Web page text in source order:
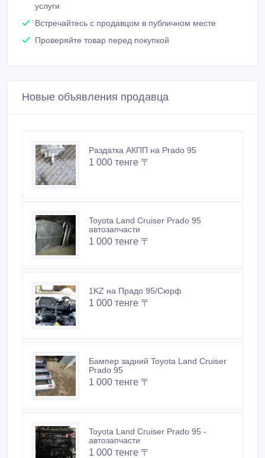
услуги
Встречайтесь с продавцом в публичном месте
Проверяйте товар перед покупкой
Новые объявления продавца
Раздатка АКПП на Prado 95
1 000 тенге 〒
Toyota Land Cruiser Prado 95
автозапчасти
1 000 тенге 〒
1KZ на Прадо 95/Сюрф
1 000 тенге 〒
Бампер задний Toyota Land Cruiser
Prado 95
1 000 тенге 〒
Toyota Land Cruiser Prado 95 -
автозапчасти
1 000 тенге 〒